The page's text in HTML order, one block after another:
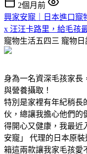
2個月前
興家安寵｜日本進口寵
x 汪汪卡路里，給毛孩
寵物生活五四三 寵物日
身為一名資深毛孩家長
與營養攝取！
特別是家裡有年紀稍長
伙，總讓我擔心他們的
得開心又健康，我最近
安寵」 代理的日本原
箱這兩款讓我家毛孩愛